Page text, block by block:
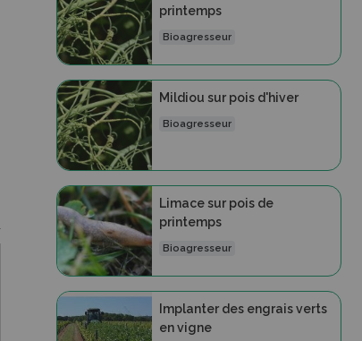
printemps
Bioagresseur
Mildiou sur pois d'hiver
Bioagresseur
Limace sur pois de
printemps
Bioagresseur
Implanter des engrais verts
en vigne